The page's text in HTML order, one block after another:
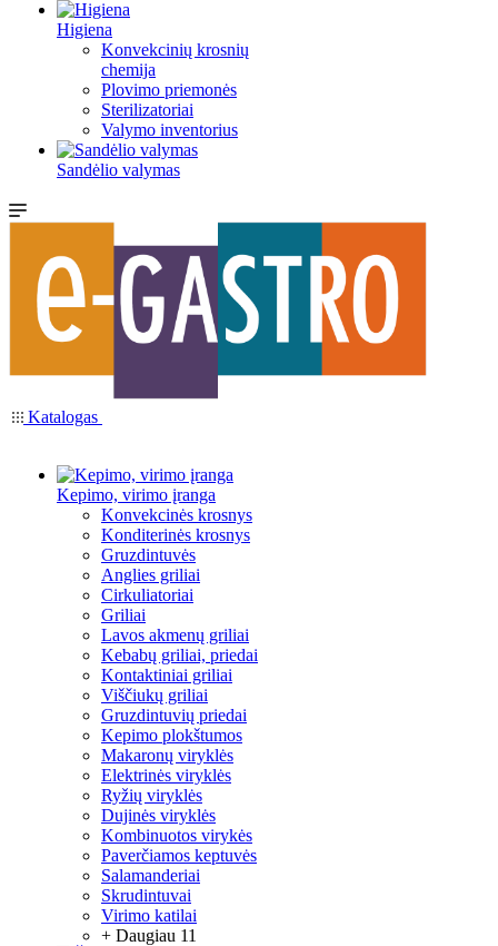
Higiena
Konvekcinių krosnių
chemija
Plovimo priemonės
Sterilizatoriai
Valymo inventorius
Sandėlio valymas
Katalogas
Kepimo, virimo įranga
Konvekcinės krosnys
Konditerinės krosnys
Gruzdintuvės
Anglies griliai
Cirkuliatoriai
Griliai
Lavos akmenų griliai
Kebabų griliai, priedai
Kontaktiniai griliai
Viščiukų griliai
Gruzdintuvių priedai
Kepimo plokštumos
Makaronų viryklės
Elektrinės viryklės
Ryžių viryklės
Dujinės viryklės
Kombinuotos virykės
Paverčiamos keptuvės
Salamanderiai
Skrudintuvai
Virimo katilai
+ Daugiau 11